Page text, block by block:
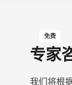
免费
专家
我们将根